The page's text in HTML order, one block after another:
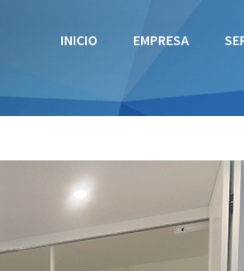
INICIO EMPRESA